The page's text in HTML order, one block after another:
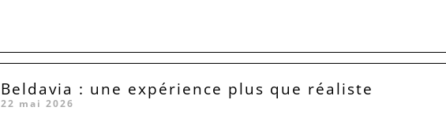
Beldavia : une expérience plus que réaliste
22 mai 2026